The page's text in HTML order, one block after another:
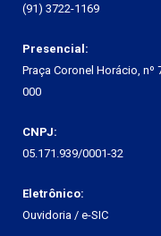
(91) 3722-1169
Presencial:
Praça Coronel Horácio, nº
000
CNPJ:
05.171.939/0001-32
Eletrônico:
Ouvidoria / e-SIC